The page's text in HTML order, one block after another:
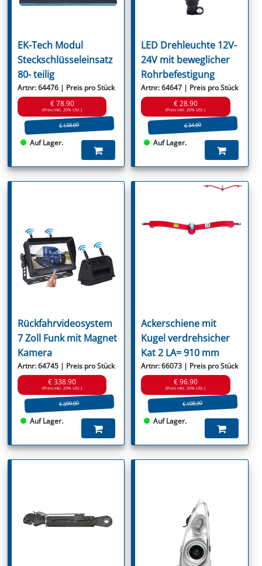
EK-Tech Modul
Steckschlüsseleinsatz
80- teilig
Artnr: 64476 | Preis pro Stück
€ 78.90
(Preis inkl. 20% USt.)
€ 138.00
Auf Lager.
LED Drehleuchte 12V-
24V mit beweglicher
Rohrbefestigung
Artnr: 64647 | Preis pro Stück
€ 28.90
(Preis inkl. 20% USt.)
€ 34.90
Auf Lager.
Rückfahrvideosystem
7 Zoll Funk mit Magnet
Kamera
Artnr: 64745 | Preis pro Stück
€ 338.90
(Preis inkl. 20% USt.)
€ 399.00
Auf Lager.
Ackerschiene mit
Kugel verdrehsicher
Kat 2 LA= 910 mm
Artnr: 66073 | Preis pro Stück
€ 96.90
(Preis inkl. 20% USt.)
€ 108.90
Auf Lager.